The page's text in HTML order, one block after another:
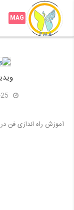
آموزش راه اندازی فن